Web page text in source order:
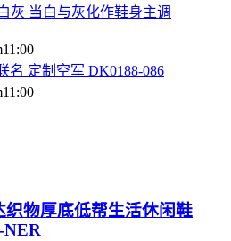
灰 当白与灰化作鞋身主调
名 定制空军 DK0188-086
织物厚底低帮生活休闲鞋
NER